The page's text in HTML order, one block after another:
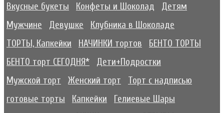
Вкусные букеты
Конфеты и Шоколад
Детям
Мужчине
Девушке
Клубника в Шоколаде
ТОРТЫ, Капкейки
НАЧИНКИ тортов
БЕНТО ТОРТЫ
БЕНТО торт СЕГОДНЯ*
Дети+Подростки
Мужской торт
Женский торт
Торт с надписью
готовые торты
Капкейки
Гелиевые Шары